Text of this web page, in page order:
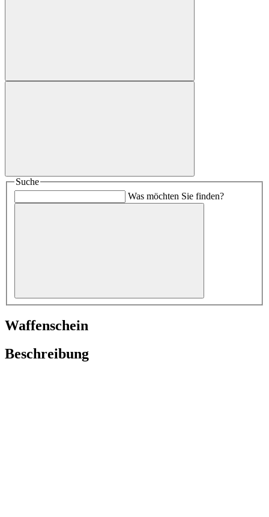
Suche
Was möchten Sie finden?
Waffenschein
Beschreibung